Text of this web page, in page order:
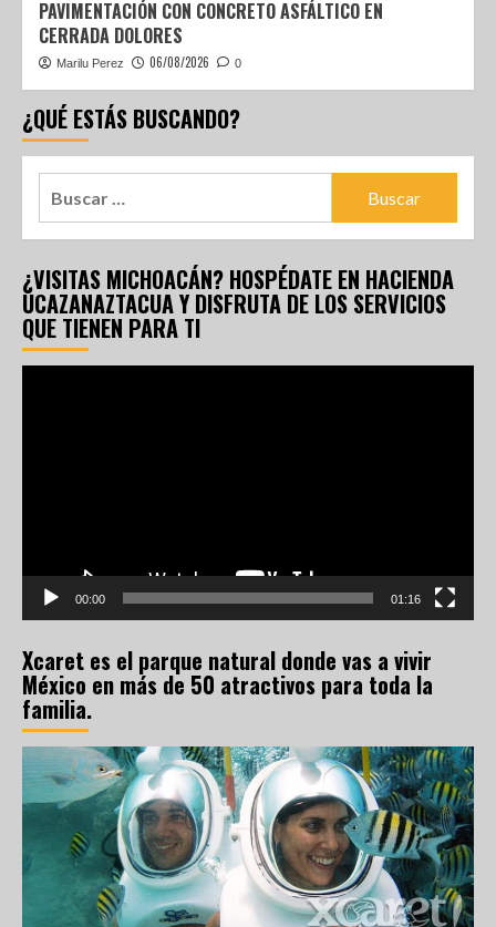
PAVIMENTACIÓN CON CONCRETO ASFÁLTICO EN
CERRADA DOLORES
Marilu Perez 06/08/2026 0
¿QUÉ ESTÁS BUSCANDO?
¿VISITAS MICHOACÁN? HOSPÉDATE EN HACIENDA
UCAZANAZTACUA Y DISFRUTA DE LOS SERVICIOS
QUE TIENEN PARA TI
00:00 01:16
Xcaret es el parque natural donde vas a vivir
México en más de 50 atractivos para toda la
familia.